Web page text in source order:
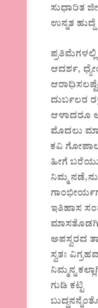
ಸುಧಾರಿತ
ಉನ್ನತ
ಪ್ರತಿಮೆಗಳಲ್ಲಿ
ಆದರ್ಶ,
ದುರ್ಬಲರ
ಆಳಾದರೂ
ಮೊದಲು
ಕವಿ
ಹೀಗೆ
ನಿಮ್ಮ
ಇತಿಹಾಸ
ಅಪಸ್ವರದ
ಸ್ವತಃ
ನಿಮ್ಮನ್ನ
ಗುಡಿ ಕಟ್ಟಿ